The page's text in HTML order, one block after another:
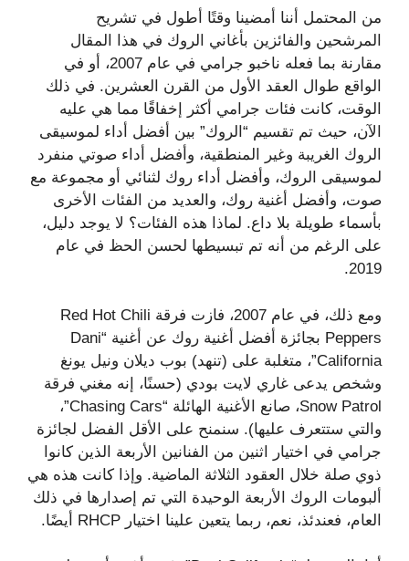
من المحتمل أننا أمضينا وقتًا أطول في تشريح
المرشحين والفائزين بأغاني الروك في هذا المقال
مقارنة بما فعله ناخبو جرامي في عام 2007، أو في
الواقع طوال العقد الأول من القرن العشرين. في ذلك
الوقت، كانت فئات جرامي أكثر إخفاقًا مما هي عليه
الآن، حيث تم تقسيم “الروك” بين أفضل أداء لموسيقى
الروك الغريبة وغير المنطقية، وأفضل أداء صوتي منفرد
لموسيقى الروك، وأفضل أداء روك لثنائي أو مجموعة مع
صوت، وأفضل أغنية روك، والعديد من الفئات الأخرى
بأسماء طويلة بلا داع. لماذا هذه الفئات؟ لا يوجد دليل،
على الرغم من أنه تم تبسيطها لحسن الحظ في عام
2019.
ومع ذلك، في عام 2007، فازت فرقة Red Hot Chili
Peppers بجائزة أفضل أغنية روك عن أغنية “Dani
California”، متغلبة على (تنهد) بوب ديلان ونيل يونغ
وشخص يدعى غاري لايت بودي (حسنًا، إنه مغني فرقة
Snow Patrol، صانع الأغنية الهائلة “Chasing Cars”،
والتي ستتعرف عليها). سنمنح على الأقل الفضل لجائزة
جرامي في اختيار اثنين من الفنانين الأربعة الذين كانوا
ذوي صلة خلال العقود الثلاثة الماضية. وإذا كانت هذه هي
ألبومات الروك الأربعة الوحيدة التي تم إصدارها في ذلك
العام، فعندئذ، نعم، ربما يتعين علينا اختيار RHCP أيضًا.